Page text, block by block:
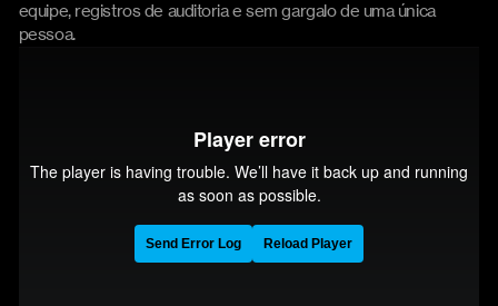
equipe, registros de auditoria e sem gargalo de uma única
pessoa.